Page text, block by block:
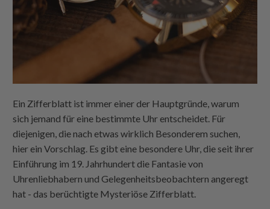
Ein Zifferblatt ist immer einer der Hauptgründe, warum
sich jemand für eine bestimmte Uhr entscheidet. Für
diejenigen, die nach etwas wirklich Besonderem suchen,
hier ein Vorschlag. Es gibt eine besondere Uhr, die seit ihrer
Einführung im 19. Jahrhundert die Fantasie von
Uhrenliebhabern und Gelegenheitsbeobachtern angeregt
hat - das berüchtigte Mysteriöse Zifferblatt.